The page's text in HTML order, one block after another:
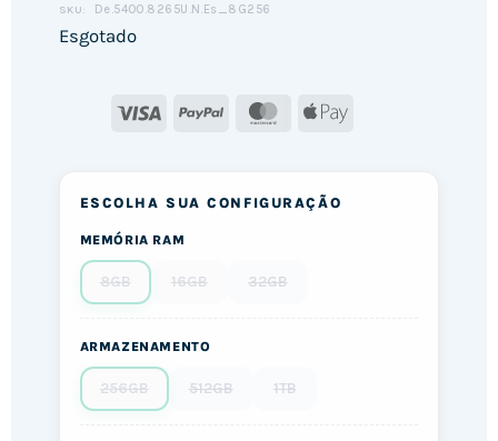
SKU: De.5400.8265U.N.Es_8G256
Esgotado
Visa PayPal MasterCard
Apple
ESCOLHA SUA CONFIGURAÇÃO
MEMÓRIA RAM
8GB 16GB 32GB
ARMAZENAMENTO
256GB 512GB 1TB